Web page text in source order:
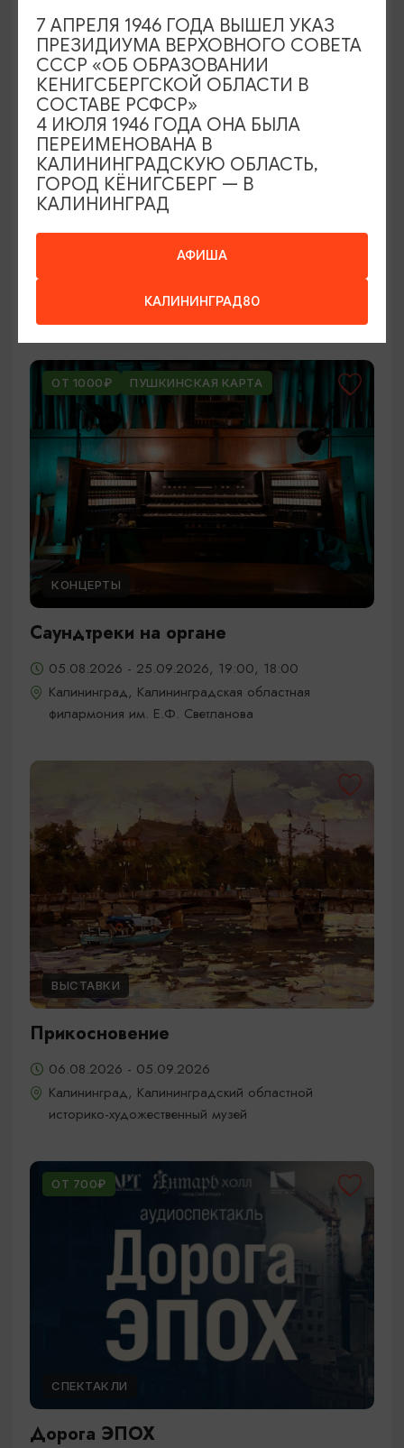
ВЫСТАВКИ
Оставленный багаж
Светлогорск, Арт-пространство «Янтарь-холл»
ОТ 1000₽ ПУШКИНСКАЯ КАРТА
КОНЦЕРТЫ
Саундтреки на органе
05.08.2026 - 25.09.2026, 19:00, 18:00
Калининград, Калининградская областная
филармония им. Е.Ф. Светланова
ВЫСТАВКИ
Прикосновение
06.08.2026 - 05.09.2026
Калининград, Калининградский областной
историко-художественный музей
ОТ 700₽
СПЕКТАКЛИ
Дорога ЭПОХ
АФИША
КАЛИНИНГРАД80
7 АПРЕЛЯ 1946 ГОДА ВЫШЕЛ УКАЗ
ПРЕЗИДИУМА ВЕРХОВНОГО СОВЕТА
СССР «ОБ ОБРАЗОВАНИИ
КЕНИГСБЕРГСКОЙ ОБЛАСТИ В
СОСТАВЕ РСФСР»
4 ИЮЛЯ 1946 ГОДА ОНА БЫЛА
ПЕРЕИМЕНОВАНА В
КАЛИНИНГРАДСКУЮ ОБЛАСТЬ,
ГОРОД КЁНИГСБЕРГ — В
КАЛИНИНГРАД